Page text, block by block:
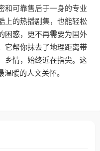
和可靠售后于一身的专业
上的热播剧集，也能轻松
困惑，更不再需要为国外
它帮你抹去了地理距离带
乡情，始终近在指尖。这
暖的人文关怀。